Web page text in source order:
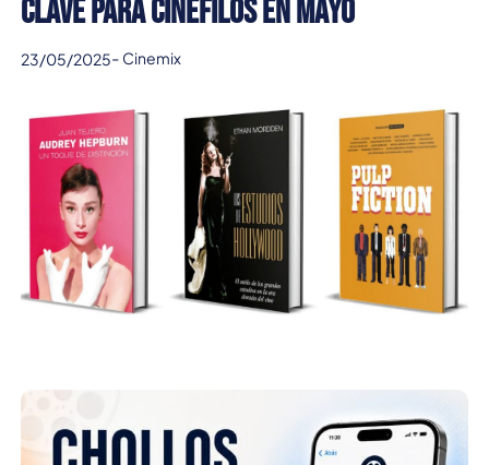
clave para cinéfilos en mayo
23/05/2025- Cinemix